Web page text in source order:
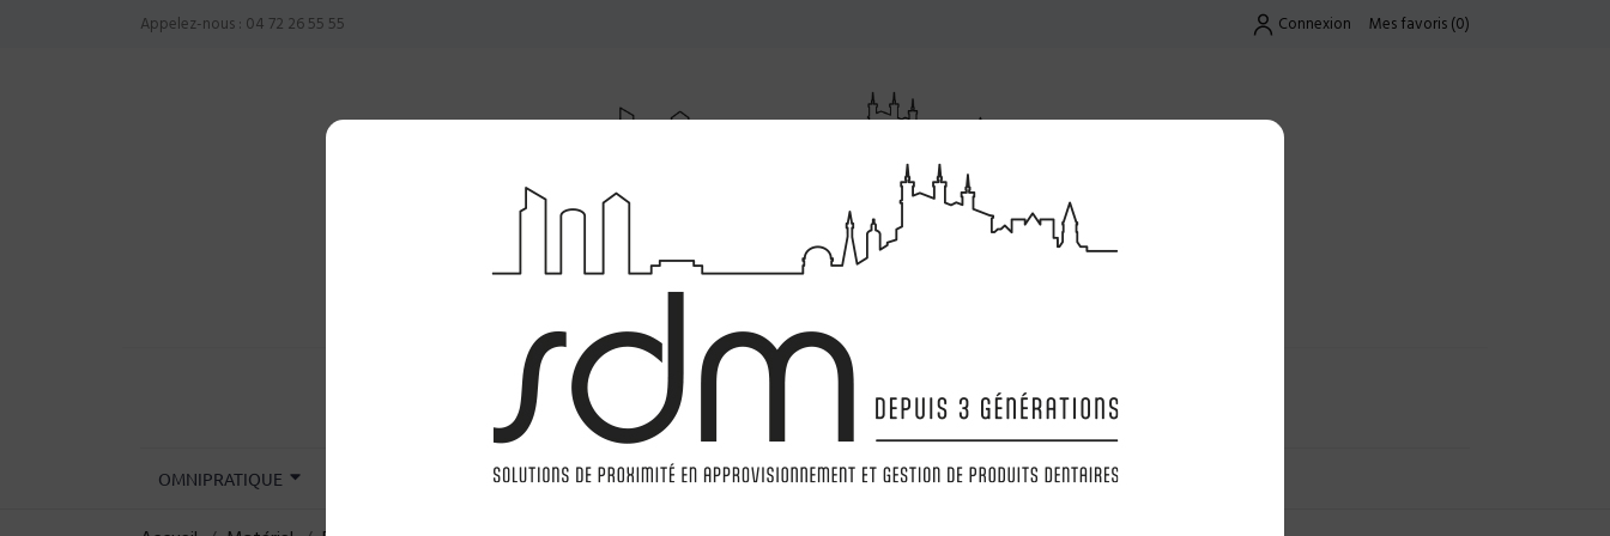
Appelez-nous : 04 72 26 55 55 Connexion Mes favoris(0)
OMNIPRATIQUE INSTRUMENTATIONS MATÉRIELS LABORATOIRE MARQUES